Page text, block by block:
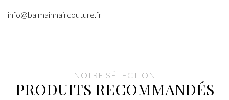
info@balmainhaircouture.fr
NOTRE SÉLECTION
PRODUITS RECOMMANDÉS